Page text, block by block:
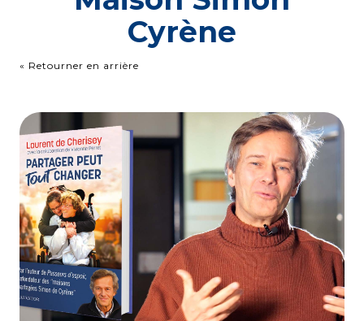
Cyrène
« Retourner en arrière